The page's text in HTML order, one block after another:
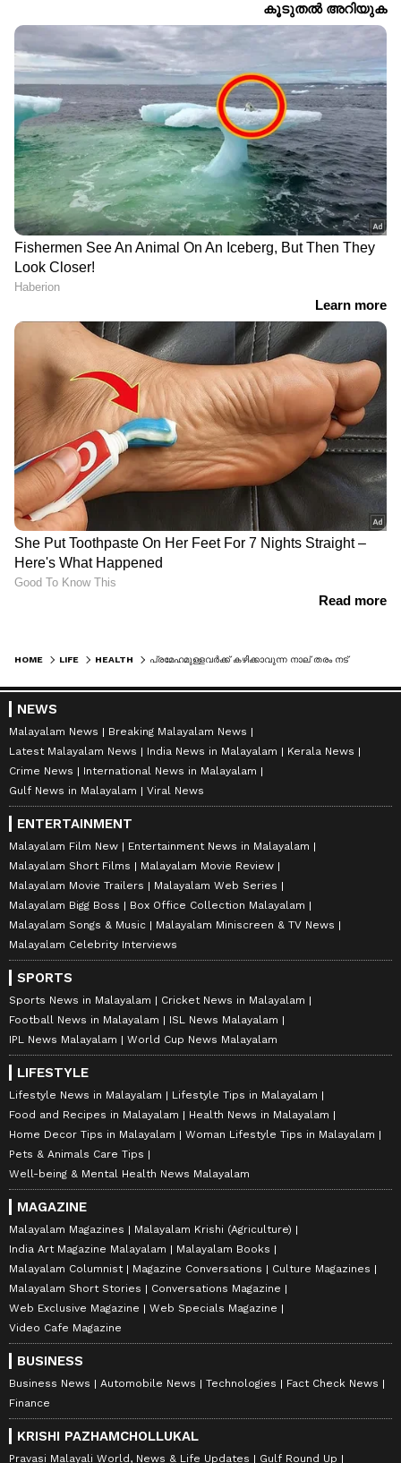
HOME LIFE HEALTH പ്രമേഹമുള്ളവർക്ക് കഴിക്കാവുന്ന നാല് തരം നട്സുകൾ
NEWS
Malayalam News
Breaking Malayalam News
Latest Malayalam News
India News in Malayalam
Kerala News
Crime News
International News in Malayalam
Gulf News in Malayalam
Viral News
ENTERTAINMENT
Malayalam Film New
Entertainment News in Malayalam
Malayalam Short Films
Malayalam Movie Review
Malayalam Movie Trailers
Malayalam Web Series
Malayalam Bigg Boss
Box Office Collection Malayalam
Malayalam Songs & Music
Malayalam Miniscreen & TV News
Malayalam Celebrity Interviews
SPORTS
Sports News in Malayalam
Cricket News in Malayalam
Football News in Malayalam
ISL News Malayalam
IPL News Malayalam
World Cup News Malayalam
LIFESTYLE
Lifestyle News in Malayalam
Lifestyle Tips in Malayalam
Food and Recipes in Malayalam
Health News in Malayalam
Home Decor Tips in Malayalam
Woman Lifestyle Tips in Malayalam
Pets & Animals Care Tips
Well-being & Mental Health News Malayalam
MAGAZINE
Malayalam Magazines
Malayalam Krishi (Agriculture)
India Art Magazine Malayalam
Malayalam Books
Malayalam Columnist
Magazine Conversations
Culture Magazines
Malayalam Short Stories
Conversations Magazine
Web Exclusive Magazine
Web Specials Magazine
Video Cafe Magazine
BUSINESS
Business News Automobile News Technologies
Fact Check News
Finance
KRISHI PAZHAMCHOLLUKAL
Pravasi Malayali World, News & Life Updates Gulf Round Up